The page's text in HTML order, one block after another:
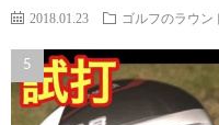
2018.01.23 ゴルフのラウン